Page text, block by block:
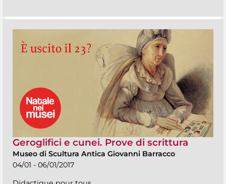
Geroglifici e cunei. Prove di scrittura
Museo di Scultura Antica Giovanni Barracco
04/01 - 06/01/2017